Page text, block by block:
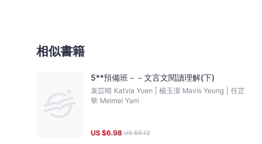
相似書籍
5**預備班－－文言文閱讀理解(下)
任芷
華 Meimei Yam
US $6.98 US $8.72